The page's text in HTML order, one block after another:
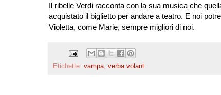
Il ribelle Verdi racconta con la sua musica che
acquistato il biglietto per andare a teatro. E noi
Violetta, come Marie, sempre migliori di noi.
Etichette: vampa, verba volant